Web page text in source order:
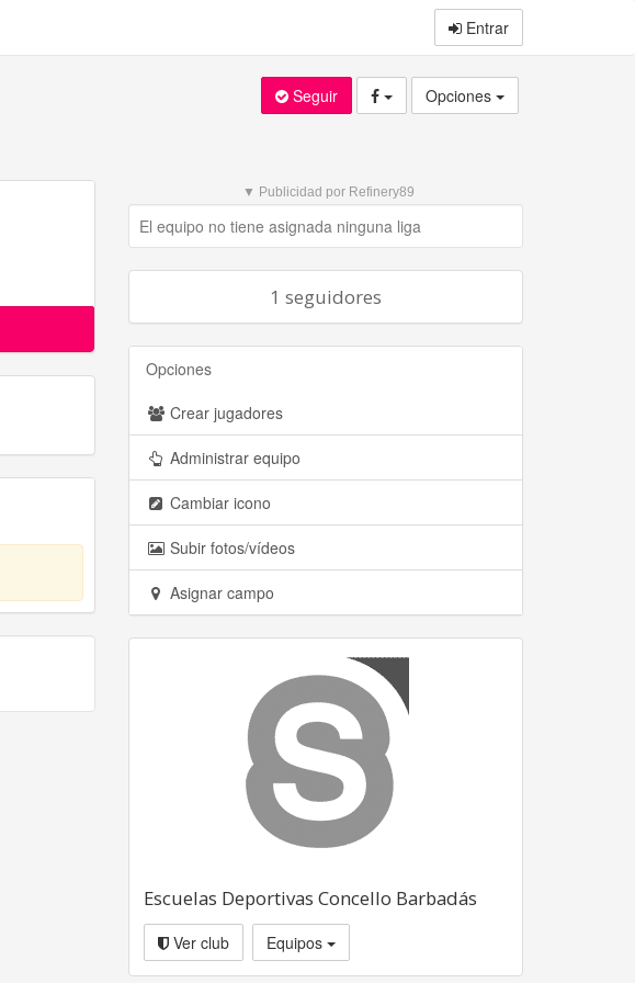
Entrar
Seguir Opciones
▼ Publicidad por Refinery89
El equipo no tiene asignada ninguna liga
1 seguidores
Opciones
Crear jugadores
Administrar equipo
Cambiar icono
Subir fotos/vídeos
Asignar campo
Escuelas Deportivas Concello Barbadás
Ver club Equipos